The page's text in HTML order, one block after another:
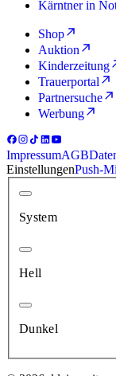
Kärntner in
Shop
Auktion
Kinderzeitung
Trauerportal
Partnersuche
Werbung
ImpressumAGB
EinstellungenPush-
System
Hell
Dunkel